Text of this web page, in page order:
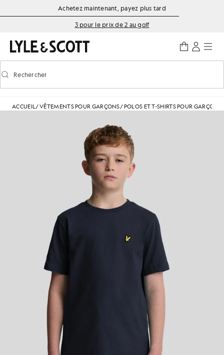
Aller directement au contenu principal
Informations sur l'accessibilité
Achetez maintenant, payez plus tard
3 pour le prix de 2 au golf
Activer/désactiver la recherche prédictive
Rechercher
ACCUEIL/VÊTEMENTS POUR GARÇONS/ POLOS ET T-SHIRTS POUR GARÇONS